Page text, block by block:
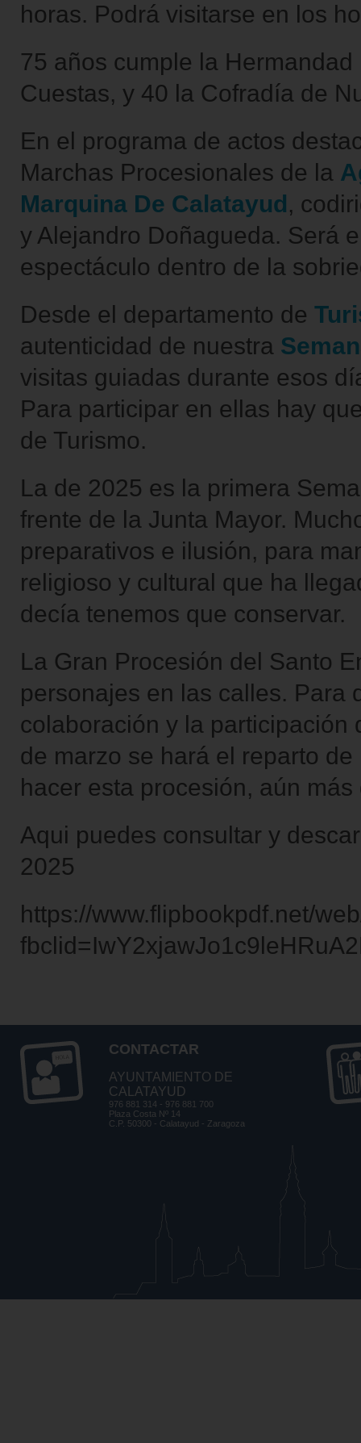
horas. Podrá visitarse en los
75 años cumple la
Cuestas, y 40 la Cofradía de
En el programa de actos
Marchas Procesionales de la
Marquina De Calatayud,
y Alejandro Doñagueda. Será
espectáculo dentro de la
Desde el departamento de
autenticidad de nuestra
visitas guiadas durante esos
Para participar en ellas hay
de Turismo.
La de 2025 es la primera
frente de la Junta Mayor.
preparativos e ilusión, para
religioso y cultural que ha
decía tenemos que conservar.
La Gran Procesión del Santo
personajes en las calles. Para
colaboración y la
de marzo se hará el reparto
hacer esta procesión, aún más
Aqui puedes consultar y
2025
https://www.flipbookpdf.net/
CONTACTAR
AYUNTAMIENTO DE
CALATAYUD
976 881 314 - 976 881 700
Plaza Costa Nº 14
C.P. 50300 - Calatayud - Zaragoza